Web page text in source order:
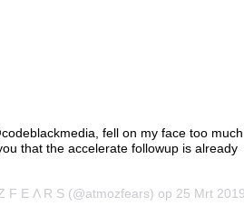
fell on my face too
that the accelerate followup is already
F E Λ R S(@atmozfears) op 25 Mrt 2019 om 8:18